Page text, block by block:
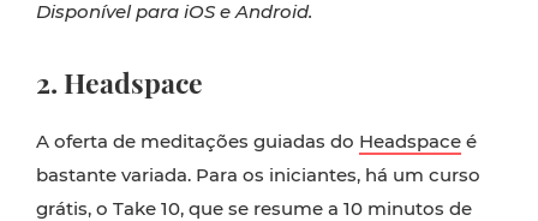
Disponível para iOS e Android.
2. Headspace
A oferta de meditações guiadas do Headspace é
bastante variada. Para os iniciantes, há um curso
grátis, o Take 10, que se resume a 10 minutos de